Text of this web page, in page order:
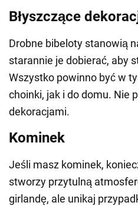
Błyszczące
Drobne bibeloty stanowią
starannie je dobierać, aby
Wszystko powinno być w
choinki, jak i do domu. Nie
dekoracjami.
Kominek
Jeśli masz kominek,
stworzy przytulną
girlandę, ale unikaj